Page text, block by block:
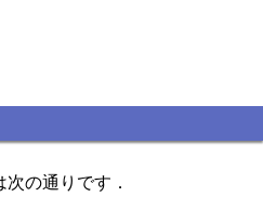
の通りです．